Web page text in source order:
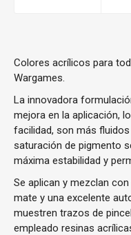
Colores acrílicos para
Wargames.
La innovadora
mejora en la aplicación,
facilidad, son más
saturación de pigmento
máxima estabilidad y
Se aplican y mezclan
mate y una excelente
muestren trazos de
empleado resinas